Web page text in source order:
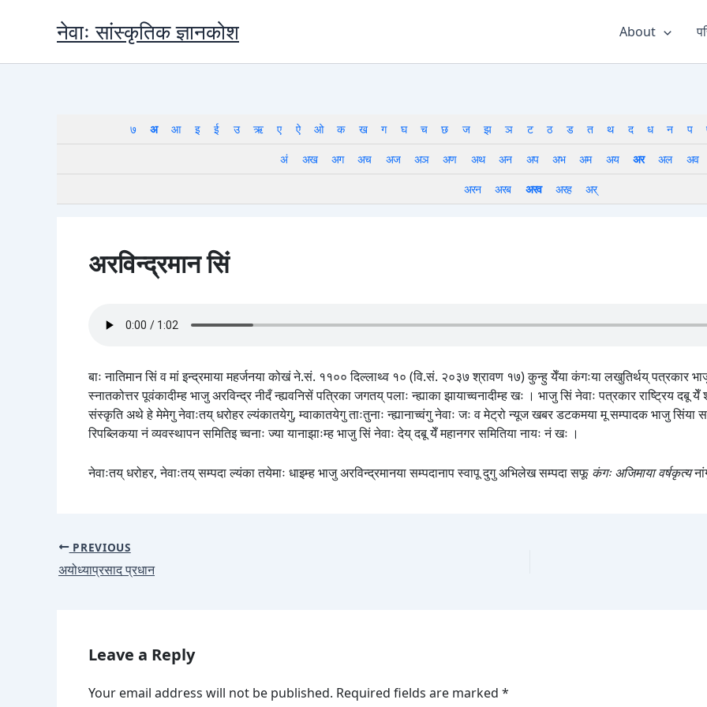
नेवाः सांस्कृतिक ज्ञानकोश About
७ अ आ इ ई उ ऋ ए ऐ ओ क ख ग घ च छ ज झ ञ ट ठ ड त थ द ध न प
अं
अख अग अच अज अञ अण अथ अन अप अभ अम अय अर अल अव
अरन
अरब अरव अरह अर्
अरविन्द्रमान सिं
बाः नातिमान सिं व मां इन्द्रमाया महर्जनया कोखं ने.सं. ११०० दिल्लाथ्व १० (वि.सं. २०३७ श्रावण १७) कुन्हु येँया कंगःया लखुतिर्थय् पत्रकार
स्नातकोत्तर पूवंकादीम्ह भाजु अरविन्द्र नीदँ न्ह्यवनिसें पत्रिका जगतय् पलाः न्ह्याका झायाच्वनादीम्ह खः । भाजु सिं नेवाः पत्रकार राष्ट्रिय दबू
संस्कृति अथे हे मेमेगु नेवाःतय् धरोहर ल्यंकातयेगु, म्वाकातयेगु ताःतुनाः न्ह्यानाच्वंगु नेवाः जः व मेट्रो न्यूज खबर डटकमया मू सम्पादक भाजु
रिपब्लिकया नं व्यवस्थापन समितिइ च्वनाः ज्या यानाझाःम्ह भाजु सिं नेवाः देय् दबू येँ महानगर समितिया नायः नं खः ।
नेवाःतय् धरोहर, नेवाःतय् सम्पदा ल्यंका तयेमाः धाइम्ह भाजु अरविन्द्रमानया सम्पदानाप स्वापू दुगु अभिलेख सम्पदा सफू कंगः अजिमाया वर्षकृत्य
PREVIOUS
अयोध्याप्रसाद प्रधान
Leave a Reply
Your email address will not be published. Required fields are marked *